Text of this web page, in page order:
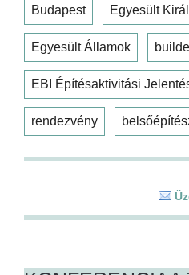
Budapest Egyesült
Egyesült Államok
EBI Építésaktivitási
rendezvény